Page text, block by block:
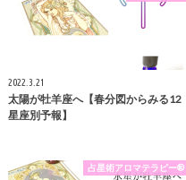
2022.3.21
太陽が牡羊座へ【春分図からみる12
星座別予報】
占星術アロマテラピー®